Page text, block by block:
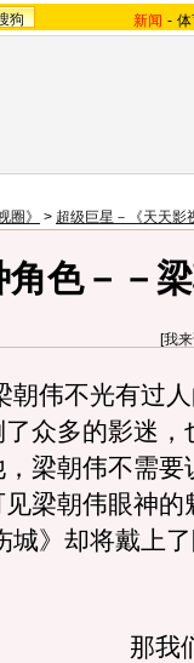
狗 新闻 -
圈》 > 超级巨星－《天天影
角色－－
[我
伟不光有过人
众多的影迷，
梁朝伟不需要
梁朝伟眼神的
城》却将戴上
那我